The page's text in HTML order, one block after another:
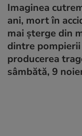
Imaginea
ani, mort în
mai șterge din
dintre
producerea
sâmbătă, 9